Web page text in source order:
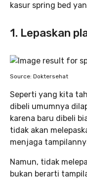
kasur spring bed
1. Lepaskan
Source: Doktersehat
Seperti yang kita
dibeli umumnya
karena baru dibeli
tidak akan
menjaga
Namun, tidak
bukan berarti